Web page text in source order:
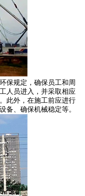
保规定，确保员工和周
人员进入，并采取相应
此外，在施工前应进行
备、确保机械稳定等。